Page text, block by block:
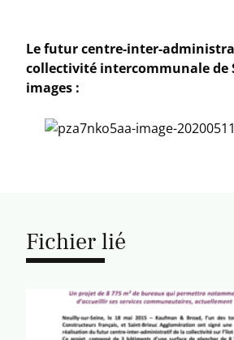
Le futur centre-inter-
collectivité intercommunale de
images :
Fichier lié